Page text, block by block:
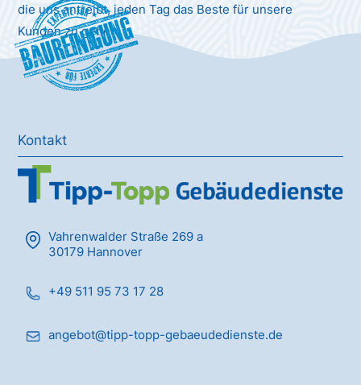
die uns antreibt, jeden Tag das Beste für unsere
Kunden zu geben.
Baureinigung
Kontakt
Vahrenwalder Straße 269 a
30179 Hannover
+49 511 95 73 17 28
angebot@tipp-topp-gebaeudedienste.de